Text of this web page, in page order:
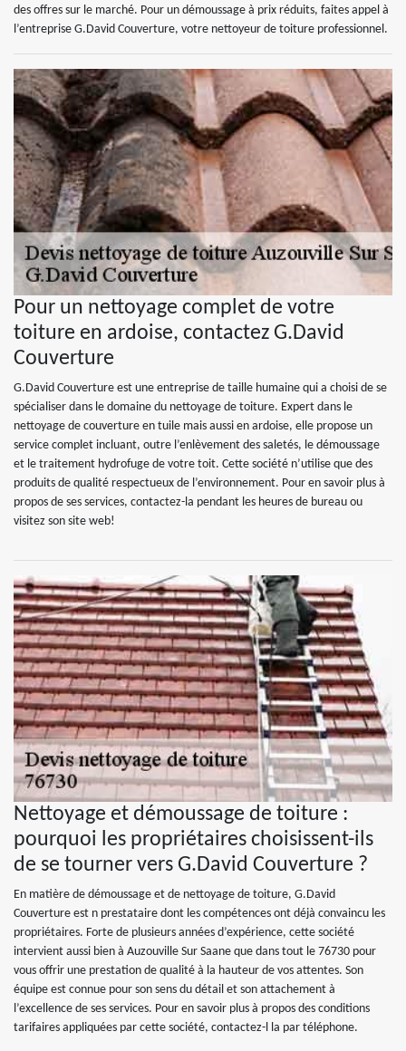
des offres sur le marché. Pour un démoussage à prix réduits, faites appel à
l’entreprise G.David Couverture, votre nettoyeur de toiture professionnel.
Pour un nettoyage complet de votre
toiture en ardoise, contactez G.David
Couverture
G.David Couverture est une entreprise de taille humaine qui a choisi de se
spécialiser dans le domaine du nettoyage de toiture. Expert dans le
nettoyage de couverture en tuile mais aussi en ardoise, elle propose un
service complet incluant, outre l’enlèvement des saletés, le démoussage
et le traitement hydrofuge de votre toit. Cette société n’utilise que des
produits de qualité respectueux de l’environnement. Pour en savoir plus à
propos de ses services, contactez-la pendant les heures de bureau ou
visitez son site web!
Nettoyage et démoussage de toiture :
pourquoi les propriétaires choisissent-ils
de se tourner vers G.David Couverture ?
En matière de démoussage et de nettoyage de toiture, G.David
Couverture est n prestataire dont les compétences ont déjà convaincu les
propriétaires. Forte de plusieurs années d’expérience, cette société
intervient aussi bien à Auzouville Sur Saane que dans tout le 76730 pour
vous offrir une prestation de qualité à la hauteur de vos attentes. Son
équipe est connue pour son sens du détail et son attachement à
l’excellence de ses services. Pour en savoir plus à propos des conditions
tarifaires appliquées par cette société, contactez-l la par téléphone.